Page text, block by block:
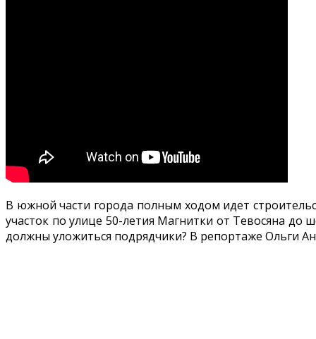
В южной части города полным ходом идет
участок по улице 50-летия Магнитки от Тевосяна до
должны уложиться подрядчики? В репортаже Ольги